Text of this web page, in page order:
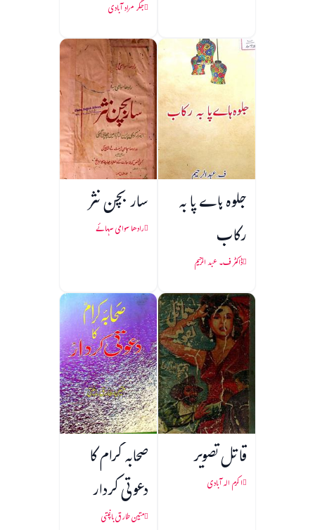
جگر مراد آبادی
جلوہ ہاے پا به
رکاب
ڈاکٹر ف۔ عبد الرحیم
سار بچن نثر
رادھا سوامی سہائے
قاتل تصویر
اکرم الہ آبادی
صحابہ کرام کا
دعوتی کردار
متین طارق باغپتی